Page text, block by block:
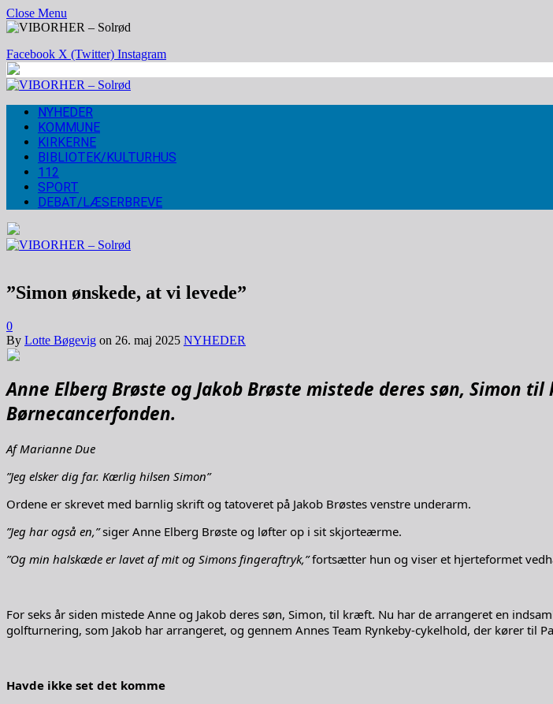
Close Menu
Facebook X (Twitter) Instagram
NYHEDER
KOMMUNE
KIRKERNE
BIBLIOTEK/KULTURHUS
112
SPORT
DEBAT/LÆSERBREVE
”Simon ønskede, at vi levede”
0
By Lotte Bøgevig on 26. maj 2025 NYHEDER
Anne Elberg Brøste og Jakob Brøste mistede deres søn,
Børnecancerfonden.
Af Marianne Due
”Jeg elsker dig far. Kærlig hilsen Simon”
Ordene er skrevet med barnlig skrift og tatoveret på Jakob Brøstes venstre underarm.
”Jeg har også en,”siger Anne Elberg Brøste og løfter op i sit skjorteærme.
”Og min halskæde er lavet af mit og Simons fingeraftryk,”fortsætter hun og viser et hjerteformet
For seks år siden mistede Anne og Jakob deres søn, Simon, til kræft. Nu har de arrangeret en
golfturnering, som Jakob har arrangeret, og gennem Annes Team Rynkeby-cykelhold, der kører til
Havde ikke set det komme